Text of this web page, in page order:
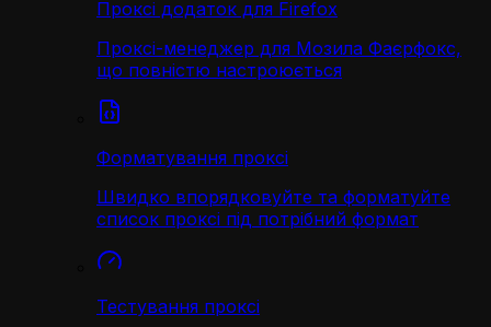
Проксі додаток для Firefox
Проксі-менеджер для Мозила Фаєрфокс,
що повністю настроюється
Форматування проксі
Швидко впорядковуйте та форматуйте
список проксі під потрібний формат
Тестування проксі